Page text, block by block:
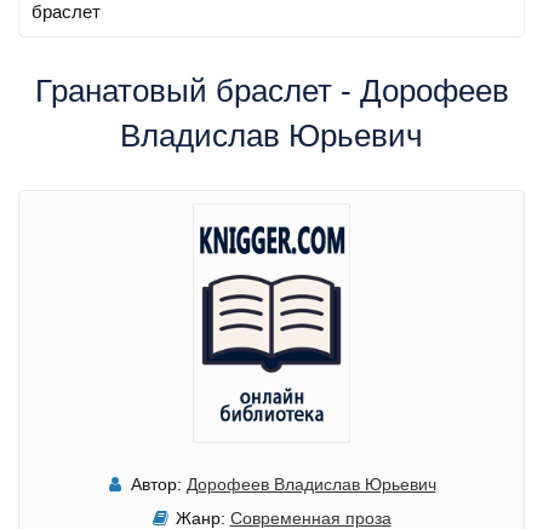
браслет
Гранатовый браслет - Дорофеев
Владислав Юрьевич
Автор: Дорофеев Владислав Юрьевич
Жанр: Современная проза